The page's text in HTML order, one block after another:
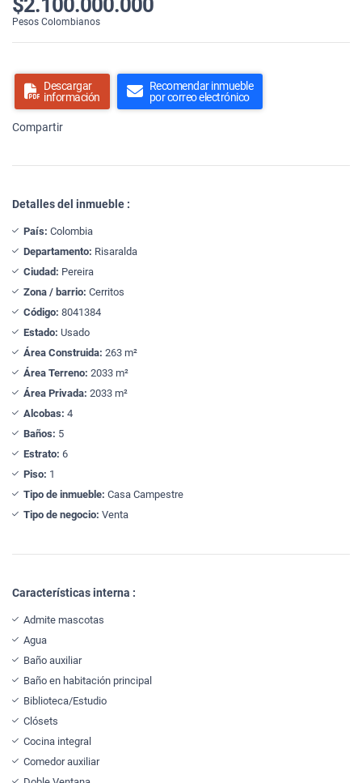
Pesos Colombianos
Descargar
información
Recomendar inmueble
por correo electrónico
Compartir
Detalles del inmueble :
País: Colombia
Departamento: Risaralda
Ciudad: Pereira
Zona / barrio: Cerritos
Código: 8041384
Estado: Usado
Área Construida: 263 m²
Área Terreno: 2033 m²
Área Privada: 2033 m²
Alcobas: 4
Baños: 5
Estrato: 6
Piso: 1
Tipo de inmueble: Casa Campestre
Tipo de negocio: Venta
Características interna :
Admite mascotas
Agua
Baño auxiliar
Baño en habitación principal
Biblioteca/Estudio
Clósets
Cocina integral
Comedor auxiliar